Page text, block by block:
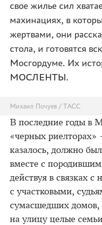
свое жилье сил
махинациях, в
жертвами, они
стола, и готовятся
Мосгордуме. Их
МОСЛЕНТЫ.
Михаил Почуев / ТАСС
В последние годы в
«черных риелторах»
казалось, должно
вместе с
действуя в связках
с участковыми,
сумасшедших домов,
на улицу целые